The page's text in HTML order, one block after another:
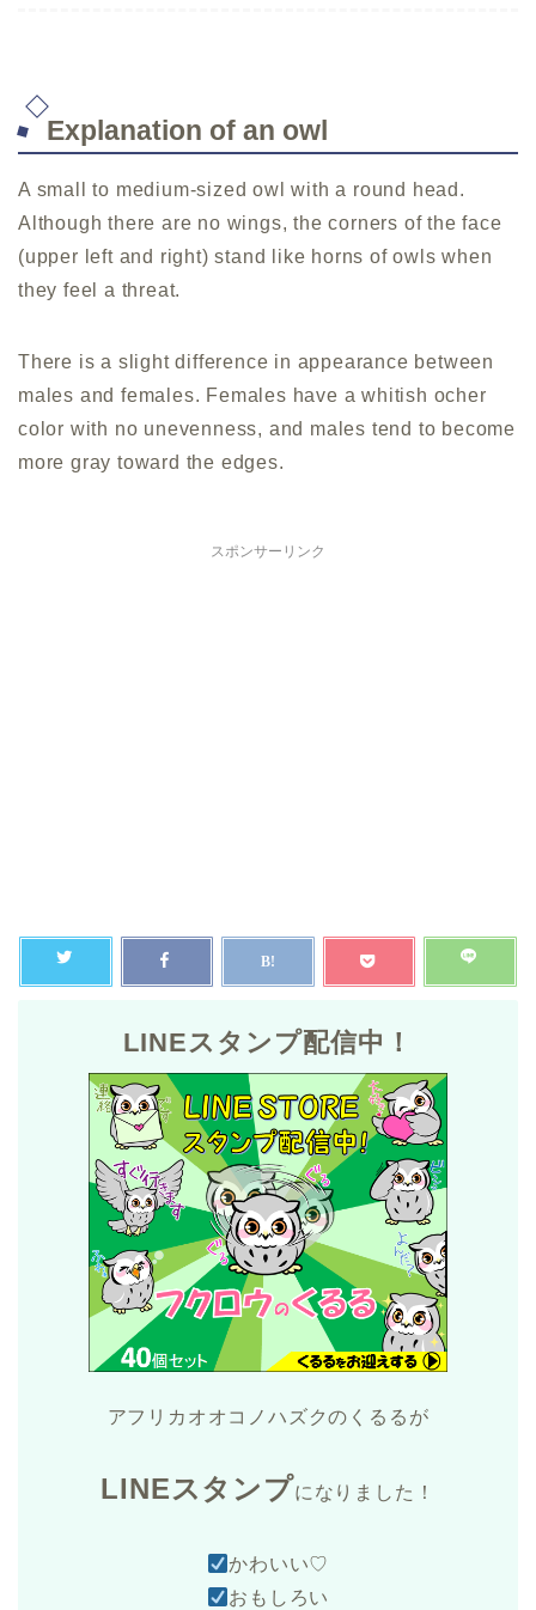
Explanation of an owl
A small to medium-sized owl with a round head.
Although there are no wings, the corners of the face
(upper left and right) stand like horns of owls when
they feel a threat.
There is a slight difference in appearance between
males and females. Females have a whitish ocher
color with no unevenness, and males tend to become
more gray toward the edges.
スポンサーリンク
LINEスタンプ配信中！
アフリカオオコノハズクのくるるが
LINEスタンプになりました！
かわいい♡
おもしろい